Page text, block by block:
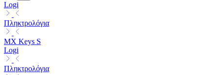
Logi
Πληκτρολόγια
MX Keys S
Logi
Πληκτρολόγια